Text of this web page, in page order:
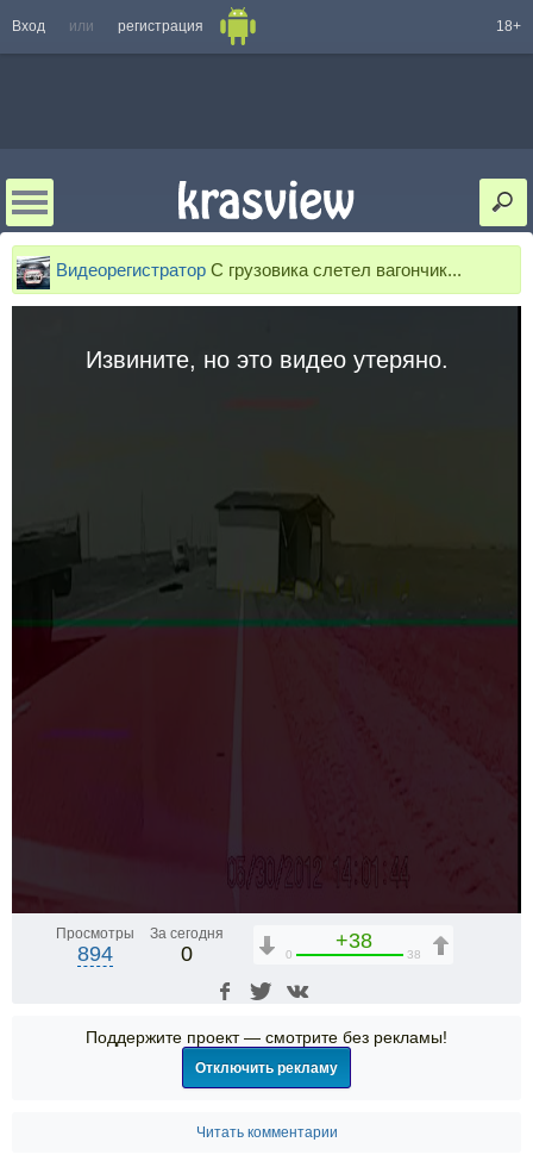
Вход или регистрация 18+
Видеорегистратор С грузовика слетел вагончик...
Извините, но это видео утеряно.
Просмотры
894
За сегодня
0
+38
0 38
Поддержите проект — смотрите без рекламы!
Отключить рекламу
Читать комментарии